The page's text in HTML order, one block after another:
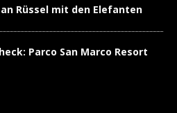
Rüssel mit den Elefanten
Parco San Marco Resort